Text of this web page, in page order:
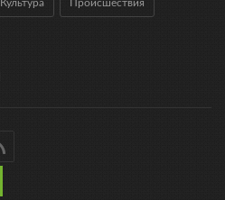
Культура Происшествия